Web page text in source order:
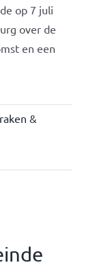
op 7 juli
over de
en een
&